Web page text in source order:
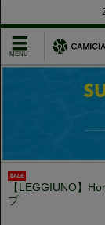
【LEGGIUNO】
プ